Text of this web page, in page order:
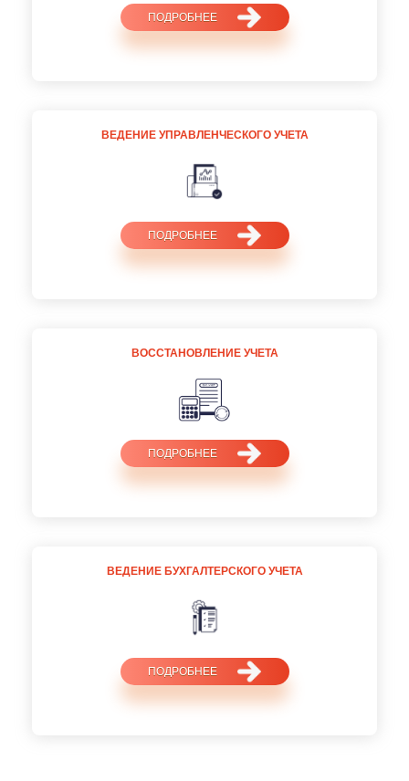
ПОДРОБНЕЕ
ВЕДЕНИЕ УПРАВЛЕНЧЕСКОГО УЧЕТА
ПОДРОБНЕЕ
ВОССТАНОВЛЕНИЕ УЧЕТА
ПОДРОБНЕЕ
ВЕДЕНИЕ БУХГАЛТЕРСКОГО УЧЕТА
ПОДРОБНЕЕ